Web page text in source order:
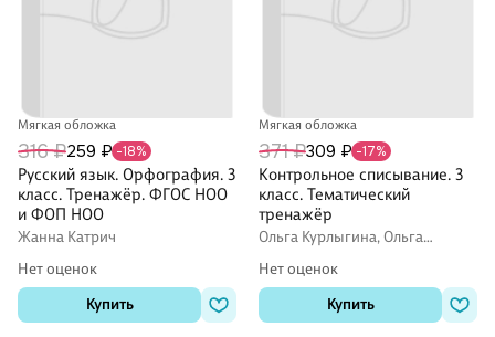
Мягкая обложка
316 ₽259 ₽ -18%
Русский язык. Орфография. 3
класс. Тренажёр. ФГОС НОО
и ФОП НОО
Жанна Катрич
Нет оценок
Купить
Мягкая обложка
371 ₽309 ₽ -17%
Контрольное списывание. 3
класс. Тематический
тренажёр
Ольга Курлыгина, Ольга
Нет оценок
Купить